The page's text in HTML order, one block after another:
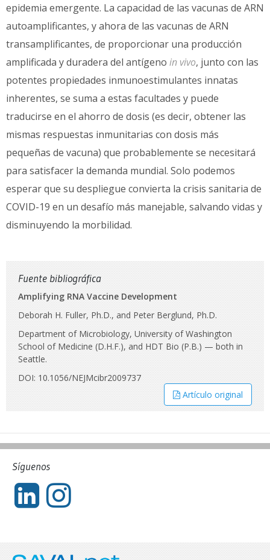
epidemia emergente. La capacidad de las vacunas de ARN
autoamplificantes, y ahora de las vacunas de ARN
transamplificantes, de proporcionar una producción
amplificada y duradera del antígeno in vivo, junto con las
potentes propiedades inmunoestimulantes innatas
inherentes, se suma a estas facultades y puede
traducirse en el ahorro de dosis (es decir, obtener las
mismas respuestas inmunitarias con dosis más
pequeñas de vacuna) que probablemente se necesitará
para satisfacer la demanda mundial. Solo podemos
esperar que su despliegue convierta la crisis sanitaria de
COVID-19 en un desafío más manejable, salvando vidas y
disminuyendo la morbilidad.
Fuente bibliográfica
Amplifying RNA Vaccine Development
Deborah H. Fuller, Ph.D., and Peter Berglund, Ph.D.
Department of Microbiology, University of Washington
School of Medicine (D.H.F.), and HDT Bio (P.B.) — both in
Seattle.
DOI: 10.1056/NEJMcibr2009737
Artículo original
Síguenos